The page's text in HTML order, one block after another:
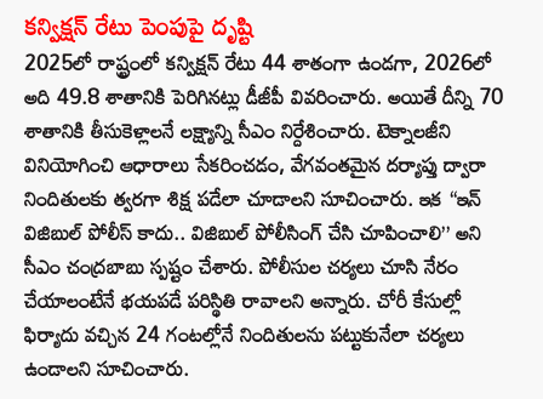
కన్విక్షన్ రేటు పెంపుపై దృష్టి
2025లో రాష్ట్రంలో కన్విక్షన్ రేటు 44 శాతంగా ఉండగా, 2026లో
అది 49.8 శాతానికి పెరిగినట్లు డీజీపీ వివరించారు. అయితే దీన్ని 70
శాతానికి తీసుకెళ్లాలనే లక్ష్యాన్ని సీఎం నిర్దేశించారు. టెక్నాలజీని
వినియోగించి ఆధారాలు సేకరించడం, వేగవంతమైన దర్యాప్తు ద్వారా
నిందితులకు త్వరగా శిక్ష పడేలా చూడాలని సూచించారు. ఇక “ఇన్
విజిబుల్ పోలీస్ కాదు.. విజిబుల్ పోలీసింగ్ చేసి చూపించాలి” అని
సీఎం చంద్రబాబు స్పష్టం చేశారు. పోలీసుల చర్యలు చూసి నేరం
చేయాలంటేనే భయపడే పరిస్థితి రావాలని అన్నారు. చోరీ కేసుల్లో
ఫిర్యాదు వచ్చిన 24 గంటల్లోనే నిందితులను పట్టుకునేలా చర్యలు
ఉండాలని సూచించారు.